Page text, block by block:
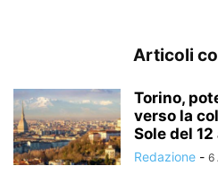
Articoli
Torino,
verso la
Sole del
Redazione - 6